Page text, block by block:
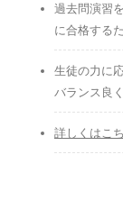
過去問演習
に合格する
生徒の力に
バランス良
詳しくはこ